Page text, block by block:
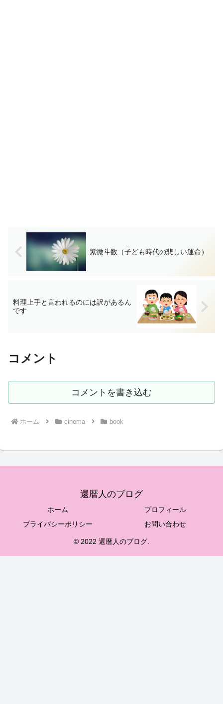
紫微斗数（子ども時代の悲しい運命）
料理上手と言われるのには訳があるん
です
コメント
コメントを書き込む
ホーム cinema book
還暦人のブログ
ホーム
プロフィール
プライバシーポリシー
お問い合わせ
© 2022 還暦人のブログ.